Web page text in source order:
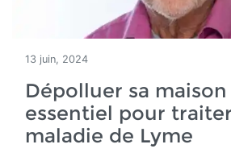
13 juin, 2024
Dépolluer sa
essentiel pour
maladie de Lyme